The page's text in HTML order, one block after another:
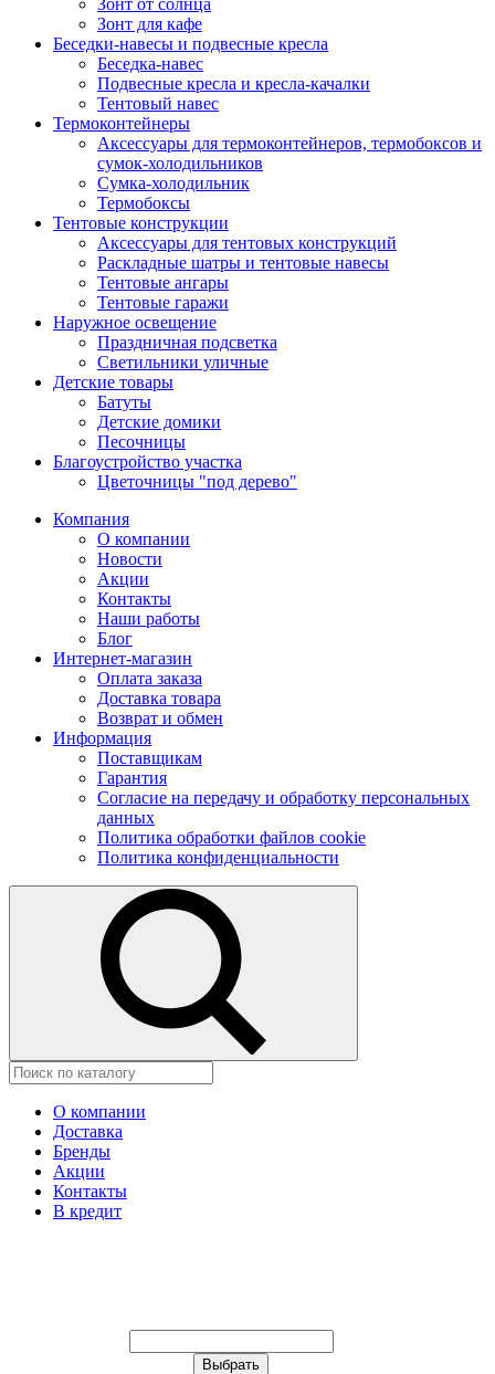
Зонт от солнца
Зонт для кафе
Беседки-навесы и подвесные кресла
Беседка-навес
Подвесные кресла и кресла-качалки
Тентовый навес
Термоконтейнеры
Аксессуары для термоконтейнеров, термобоксов и
сумок-холодильников
Сумка-холодильник
Термобоксы
Тентовые конструкции
Аксессуары для тентовых конструкций
Раскладные шатры и тентовые навесы
Тентовые ангары
Тентовые гаражи
Наружное освещение
Праздничная подсветка
Светильники уличные
Детские товары
Батуты
Детские домики
Песочницы
Благоустройство участка
Цветочницы "под дерево"
Компания
О компании
Новости
Акции
Контакты
Наши работы
Блог
Интернет-магазин
Оплата заказа
Доставка товара
Возврат и обмен
Информация
Поставщикам
Гарантия
Согласие на передачу и обработку персональных
данных
Политика обработки файлов cookie
Политика конфиденциальности
О компании
Доставка
Бренды
Акции
Контакты
В кредит